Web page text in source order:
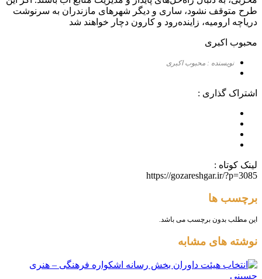
طرح متوقف نشود، ساری و دیگر شهرهای مازندران به سرنوشت
دریاچه ارومیه، زاینده‌رود و کارون دچار خواهند شد
محبوب اکبری
نویسنده : محبوب اکبری
اشتراک گذاری :
لینک کوتاه :
https://gozareshgar.ir/?p=3085
برچسب ها
این مطلب بدون برچسب می باشد.
نوشته های مشابه